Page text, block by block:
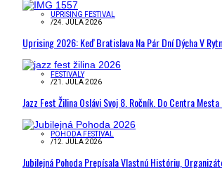
UPRISING FESTIVAL
/24. JÚLA 2026
Uprising 2026: Keď Bratislava Na Pár Dní Dýcha V
FESTIVALY
/21. JÚLA 2026
Jazz Fest Žilina Oslávi Svoj 8. Ročník. Do Centra
POHODA FESTIVAL
/12. JÚLA 2026
Jubilejná Pohoda Prepísala Vlastnú Históriu,